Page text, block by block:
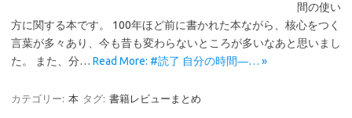
間の使い
方に関する本です。 100年ほど前に書かれた本ながら、核心をつく
言葉が多々あり、今も昔も変わらないところが多いなあと思いまし
た。 また、分… Read More: #読了 自分の時間―… »
カテゴリー: 本 タグ: 書籍レビューまとめ